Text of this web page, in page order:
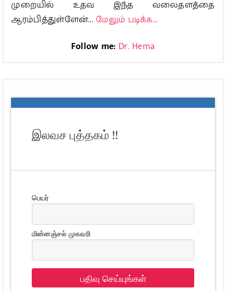
முறையில் உதவ இந்த வலைதளத்தை
ஆரம்பித்துள்ளேன்...மேலும் படிக்க...
Follow me: Dr. Hema
இலவச புத்தகம் !!
பெயர்
மின்னஞ்சல் முகவரி
பதிவு செய்யுங்கள்